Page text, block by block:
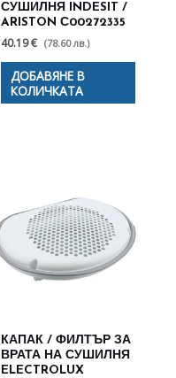
СУШИЛНЯ INDESIT /
ARISTON С00272335
40.19 € (78.60 лв.)
ДОБАВЯНЕ В
КОЛИЧКАТА
КАПАК / ФИЛТЪР ЗА
ВРАТА НА СУШИЛНЯ
ELECTROLUX